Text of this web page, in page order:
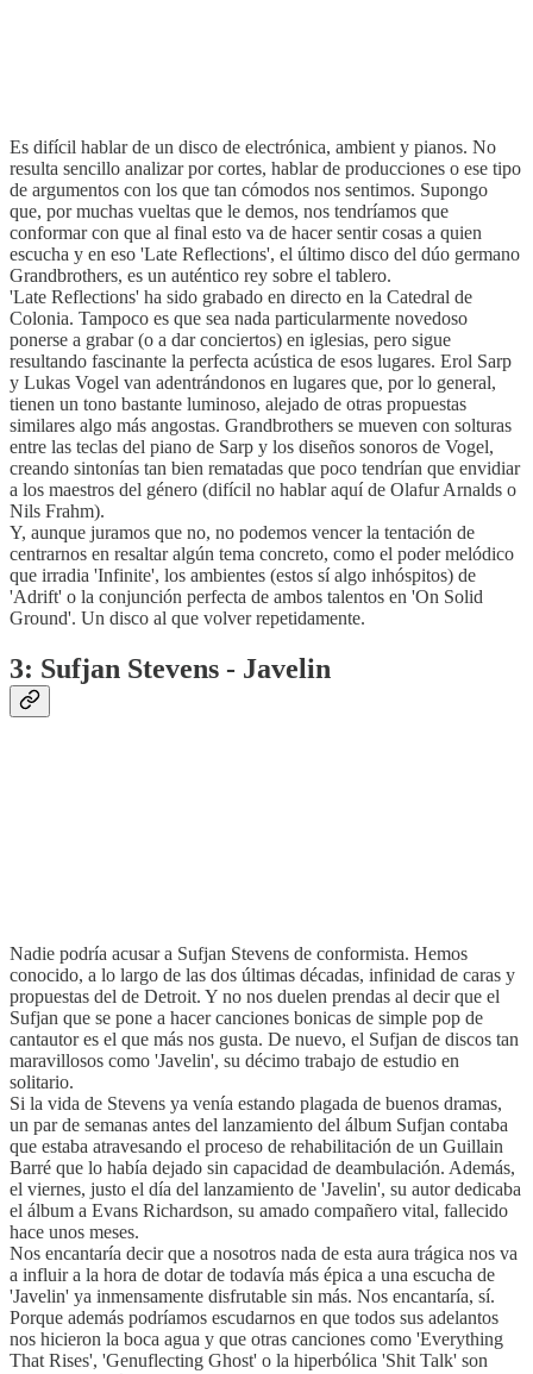
Es difícil hablar de un disco de electrónica, ambient y pianos. No
resulta sencillo analizar por cortes, hablar de producciones o ese tipo
de argumentos con los que tan cómodos nos sentimos. Supongo
que, por muchas vueltas que le demos, nos tendríamos que
conformar con que al final esto va de hacer sentir cosas a quien
escucha y en eso 'Late Reflections', el último disco del dúo germano
Grandbrothers, es un auténtico rey sobre el tablero.
'Late Reflections' ha sido grabado en directo en la Catedral de
Colonia. Tampoco es que sea nada particularmente novedoso
ponerse a grabar (o a dar conciertos) en iglesias, pero sigue
resultando fascinante la perfecta acústica de esos lugares. Erol Sarp
y Lukas Vogel van adentrándonos en lugares que, por lo general,
tienen un tono bastante luminoso, alejado de otras propuestas
similares algo más angostas. Grandbrothers se mueven con solturas
entre las teclas del piano de Sarp y los diseños sonoros de Vogel,
creando sintonías tan bien rematadas que poco tendrían que envidiar
a los maestros del género (difícil no hablar aquí de Olafur Arnalds o
Nils Frahm).
Y, aunque juramos que no, no podemos vencer la tentación de
centrarnos en resaltar algún tema concreto, como el poder melódico
que irradia 'Infinite', los ambientes (estos sí algo inhóspitos) de
'Adrift' o la conjunción perfecta de ambos talentos en 'On Solid
Ground'. Un disco al que volver repetidamente.
3: Sufjan Stevens - Javelin
Nadie podría acusar a Sufjan Stevens de conformista. Hemos
conocido, a lo largo de las dos últimas décadas, infinidad de caras y
propuestas del de Detroit. Y no nos duelen prendas al decir que el
Sufjan que se pone a hacer canciones bonicas de simple pop de
cantautor es el que más nos gusta. De nuevo, el Sufjan de discos tan
maravillosos como 'Javelin', su décimo trabajo de estudio en
solitario.
Si la vida de Stevens ya venía estando plagada de buenos dramas,
un par de semanas antes del lanzamiento del álbum Sufjan contaba
que estaba atravesando el proceso de rehabilitación de un Guillain
Barré que lo había dejado sin capacidad de deambulación. Además,
el viernes, justo el día del lanzamiento de 'Javelin', su autor dedicaba
el álbum a Evans Richardson, su amado compañero vital, fallecido
hace unos meses.
Nos encantaría decir que a nosotros nada de esta aura trágica nos va
a influir a la hora de dotar de todavía más épica a una escucha de
'Javelin' ya inmensamente disfrutable sin más. Nos encantaría, sí.
Porque además podríamos escudarnos en que todos sus adelantos
nos hicieron la boca agua y que otras canciones como 'Everything
That Rises', 'Genuflecting Ghost' o la hiperbólica 'Shit Talk' son